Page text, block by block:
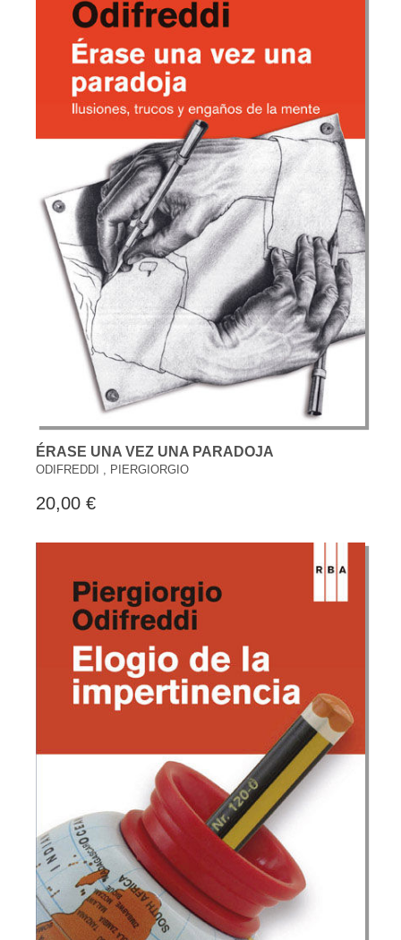
ÉRASE UNA VEZ UNA PARADOJA
ODIFREDDI , PIERGIORGIO
20,00 €